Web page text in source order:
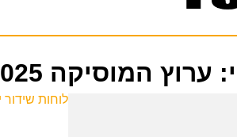
המוסיקה 13-07-2025
לוחות שידור